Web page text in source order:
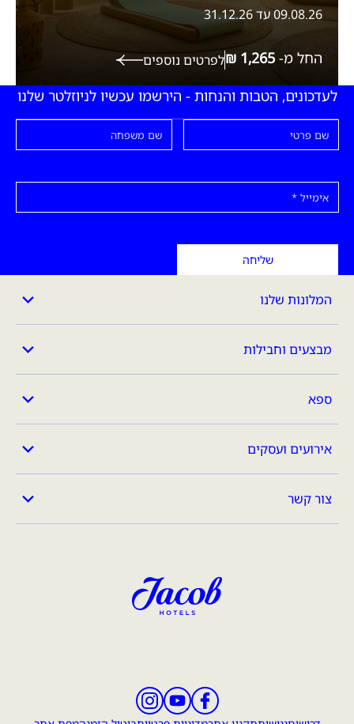
09.08.26 עד 31.12.26
החל מ- לפרטים נוספים
לעדכונים, הטבות והנחות - הירשמו עכשיו לניוזלטר שלנו
שם פרטי
שם משפחה
אימייל
שליחה
המלונות שלנו
מבצעים וחבילות
ספא
אירועים ועסקים
צור קשר